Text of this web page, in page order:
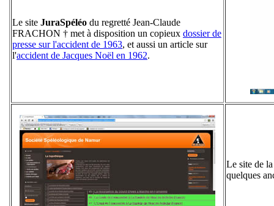
Le site JuraSpéléo du regretté Jean-Claude
FRACHON † met à disposition un copieux dossier de
presse sur l'accident de 1963, et aussi un article sur
l'accident de Jacques Noël en 1962.
Le site de
quelques